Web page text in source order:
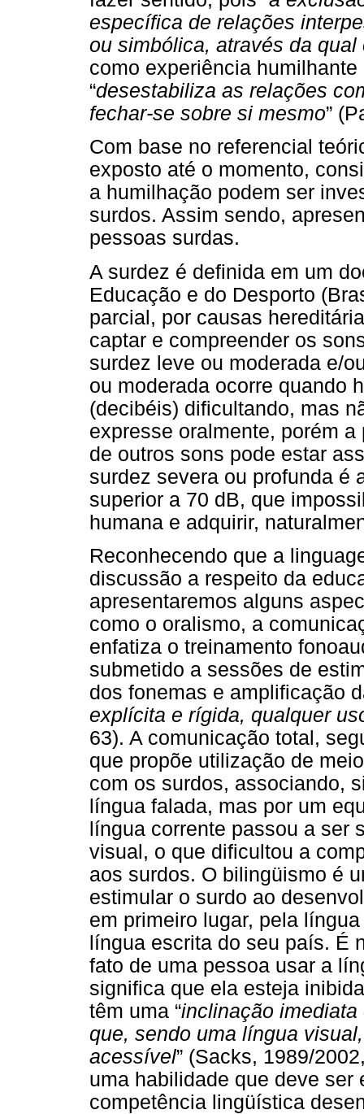
específica de relações
ou simbólica, através da qual
como experiência
“desestabiliza as relações
fechar-se sobre si mesmo”
Com base no referencial
exposto até o momento,
a humilhação podem ser
surdos. Assim sendo,
pessoas surdas.
A surdez é definida em um
Educação e do Desporto
parcial, por causas
captar e compreender os
surdez leve ou moderada e/
ou moderada ocorre quando
(decibéis) dificultando, mas
expresse oralmente, porém
de outros sons pode estar
surdez severa ou profunda é
superior a 70 dB, que
humana e adquirir,
Reconhecendo que a
discussão a respeito da
apresentaremos alguns
como o oralismo, a
enfatiza o treinamento
submetido a sessões de
dos fonemas e amplificação
explícita e rígida, qualquer
63). A comunicação total,
que propõe utilização de
com os surdos, associando,
língua falada, mas por um
língua corrente passou a ser
visual, o que dificultou a
aos surdos. O bilingüismo é
estimular o surdo ao
em primeiro lugar, pela
língua escrita do seu país. É
fato de uma pessoa usar a
significa que ela esteja
têm uma “inclinação
que, sendo uma língua
acessível” (Sacks, 1989/
uma habilidade que deve ser
competência lingüística